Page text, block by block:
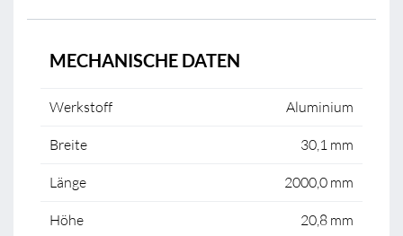
MECHANISCHE DATEN
Werkstoff Aluminium
Breite 30,1 mm
Länge 2000,0 mm
Höhe 20,8 mm